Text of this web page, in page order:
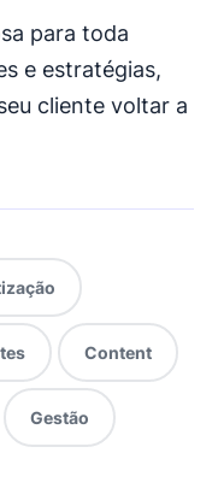
para toda
e estratégias,
cliente voltar a
Content
Gestão